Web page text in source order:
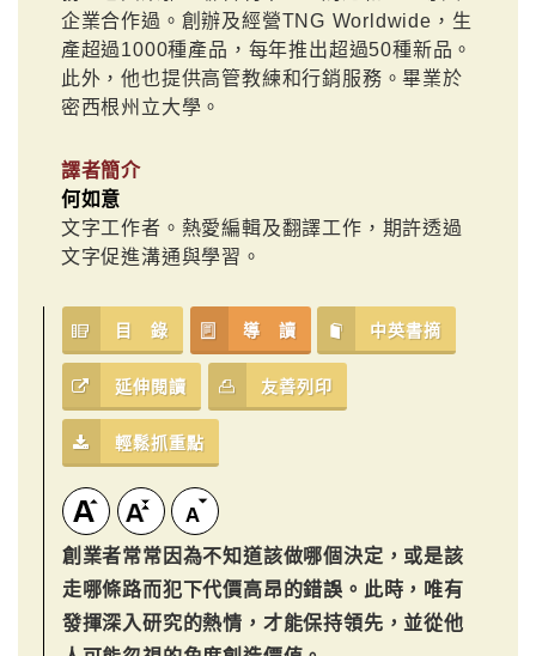
企業合作過。創辦及經營TNG Worldwide，生
產超過1000種產品，每年推出超過50種新品。
此外，他也提供高管教練和行銷服務。畢業於
密西根州立大學。
譯者簡介
何如意
文字工作者。熱愛編輯及翻譯工作，期許透過
文字促進溝通與學習。
目 錄 導 讀 中英書摘
延伸閱讀 友善列印
輕鬆抓重點
創業者常常因為不知道該做哪個決定，或是該
走哪條路而犯下代價高昂的錯誤。此時，唯有
發揮深入研究的熱情，才能保持領先，並從他